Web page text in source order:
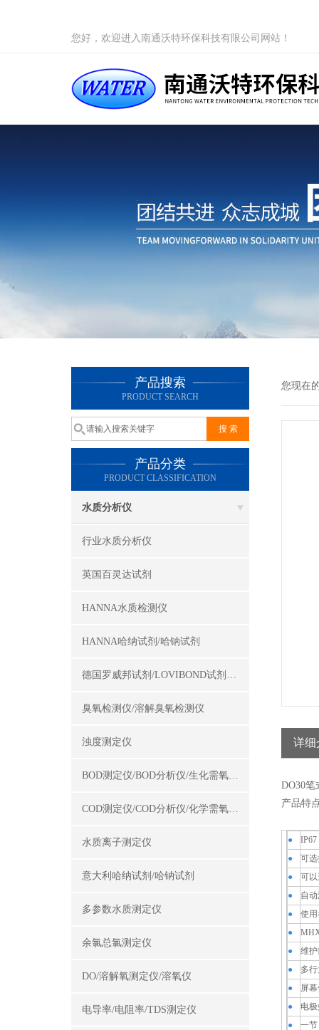
您好，欢迎进入南通沃特环保科技有限公司网站！
产品搜索
PRODUCT SEARCH
产品分类
PRODUCT CLASSIFICATION
水质分析仪
行业水质分析仪
英国百灵达试剂
HANNA水质检测仪
HANNA哈纳试剂/哈钠试剂
德国罗威邦试剂/LOVIBOND试剂/罗威邦试剂
臭氧检测仪/溶解臭氧检测仪
浊度测定仪
BOD测定仪/BOD分析仪/生化需氧量测定仪
COD测定仪/COD分析仪/化学需氧量测定仪
水质离子测定仪
意大利哈纳试剂/哈钠试剂
多参数水质测定仪
余氯总氯测定仪
DO/溶解氧测定仪/溶氧仪
电导率/电阻率/TDS测定仪
您现在
详细
DO30笔
产品特
●
●
可选
●
可
●
自
●
使用
●
●
维
●
多
●
屏
●
电
●
一